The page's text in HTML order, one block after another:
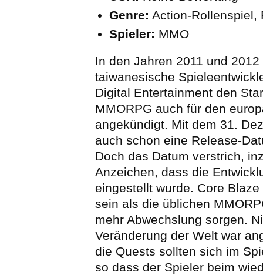
Genre: Action-Rollenspiel,
Spieler: MMO
In den Jahren 2011 und
taiwanesische
Digital Entertainment den
MMORPG auch für den
angekündigt. Mit dem 31.
auch schon eine Release-
Doch das Datum verstrich,
Anzeichen, dass die
eingestellt wurde. Core
sein als die üblichen
mehr Abwechslung sorgen.
Veränderung der Welt war
die Quests sollten sich im
so dass der Spieler beim